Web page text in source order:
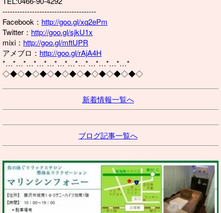
--------------------------------------
Facebook： http://goo.gl/xq2ePm
Twitter： http://goo.gl/sjkU1x
mixi： http://goo.gl/mftUPR
アメブロ： http://goo.gl/rAjA4H
*…*…*…*…*…*…*…*…*…*…*…*…*
◇◆◇◆◇◆◇◆◇◆◇◆◇◆◇◆◇◆◇
新着情報一覧へ
ブログ記事一覧へ